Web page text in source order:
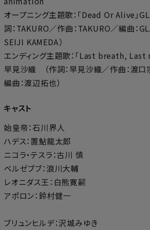
オープニング主題歌：「Dead Or Alive​」
詞：TAKURO／作曲：TAKURO／編曲：
SEIJI KAMEDA ​）
エンディング主題歌：「Last breath, Last
早見沙織 （作詞：早見沙織／作曲：渡口
編曲：渡辺拓也​）
キャスト
始皇帝：石川界人
ハデス：置鮎龍太郎
ニコラ・テスラ：古川 慎
ベルゼブブ：浪川大輔
レオニダス王：白熊寛嗣
アポロン：鈴村健一
ブリュンヒルデ：沢城みゆき